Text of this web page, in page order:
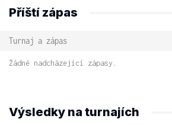
Příští zápas
Turnaj a zápas
Žádné nadcházející zápasy.
Výsledky na turnajích